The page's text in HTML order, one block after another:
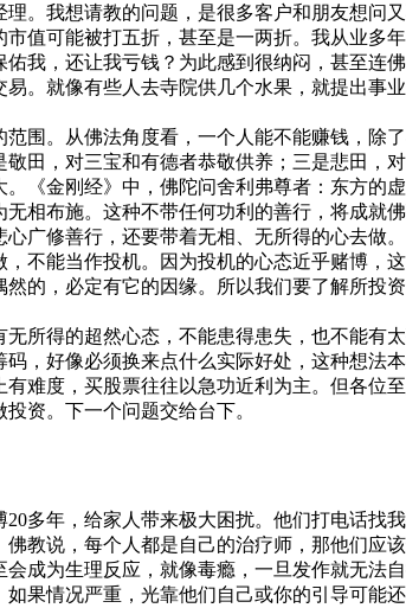
我想请教的问题，是很多客户和朋友想问
值可能被打五折，甚至是一两折。我从业
我，还让我亏钱？为此感到很纳闷，甚至连
。就像有些人去寺院供几个水果，就提出
。从佛法角度看，一个人能不能赚钱，除
田，对三宝和有德者恭敬供养；三是悲田，
金刚经》中，佛陀问舍利弗尊者：东方的
相布施。这种不带任何功利的善行，将成
广修善行，还要带着无相、无所得的心去做。
能当作投机。因为投机的心态近乎赌博，
的，必定有它的因缘。所以我们要了解所
得的超然心态，不能患得患失，也不能有
，好像必须换来点什么实际好处，这种想法本
难度，买股票往往以急功近利为主。但各位
资。下一个问题交给台下。
多年，给家人带来极大困扰。他们打电话
教说，每个人都是自己的治疗师，那他们应
成为生理反应，就像毒瘾，一旦发作就无法
果情况严重，光靠他们自己或你的引导可能还